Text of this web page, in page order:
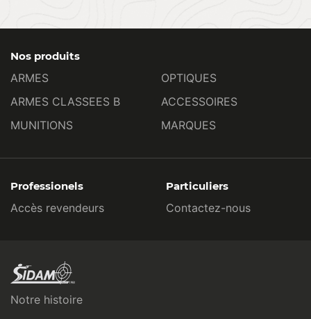
Nos produits
ARMES
ARMES CLASSEES B
MUNITIONS
OPTIQUES
ACCESSOIRES
MARQUES
Professionels
Accès revendeurs
Particuliers
Contactez-nous
Notre histoire